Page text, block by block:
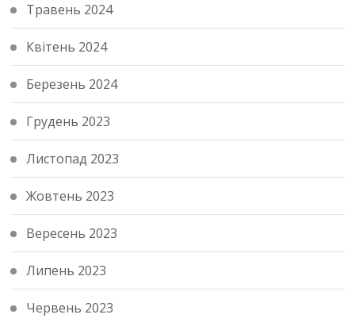
Травень 2024
Квітень 2024
Березень 2024
Грудень 2023
Листопад 2023
Жовтень 2023
Вересень 2023
Липень 2023
Червень 2023